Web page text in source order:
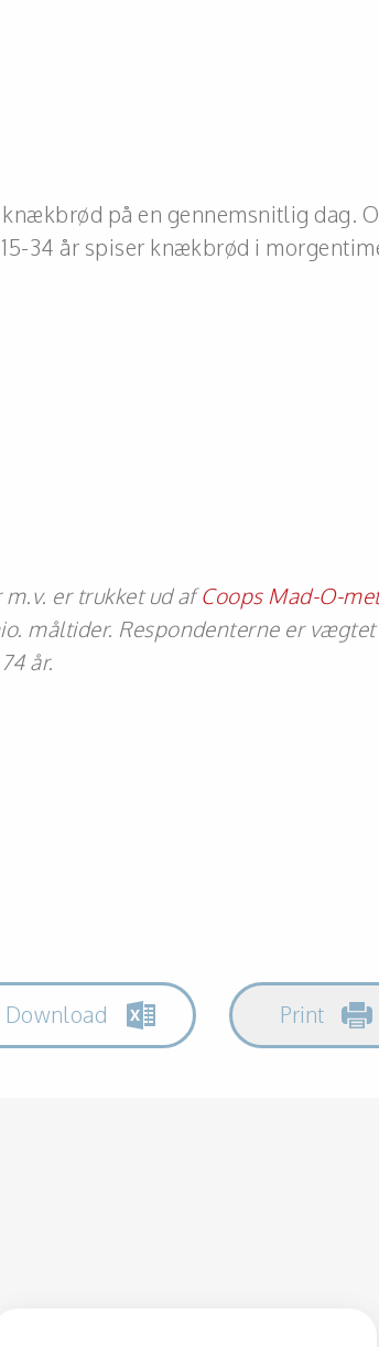
på en gennemsnitlig
34 år spiser knækbrød i
er trukket ud af Coops Mad-O-
måltider. Respondenterne er
år.
Download Print